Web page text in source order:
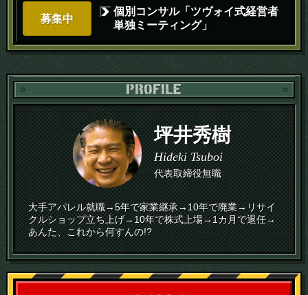
募集中
個別コンサル「ツヴォイ式経営者
単独ミーティング」
坪井秀樹
Hideki Tsuboi
代表取締役無職
大手アパレル就職→5年で家業継承→10年で廃業→リサイ
クルショップ立ち上げ→10年で株式上場→1カ月で退任→
あんた、これから何すんの!?